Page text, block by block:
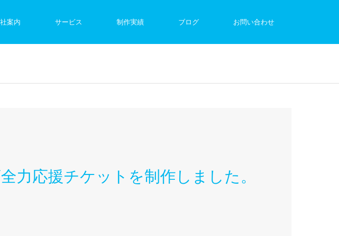
案内 サービス 制作実績 ブログ お問い合わせ
力応援チケットを制作しました。